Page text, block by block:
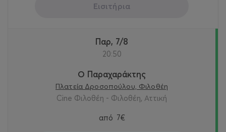
Εισιτήρια
Παρ, 7/8
20:50
Ο Παραχαράκτης
Πλατεία Δροσοπούλου, Φιλοθέη
Cine Φιλοθέη - Φιλοθέη, Αττική
από 7€